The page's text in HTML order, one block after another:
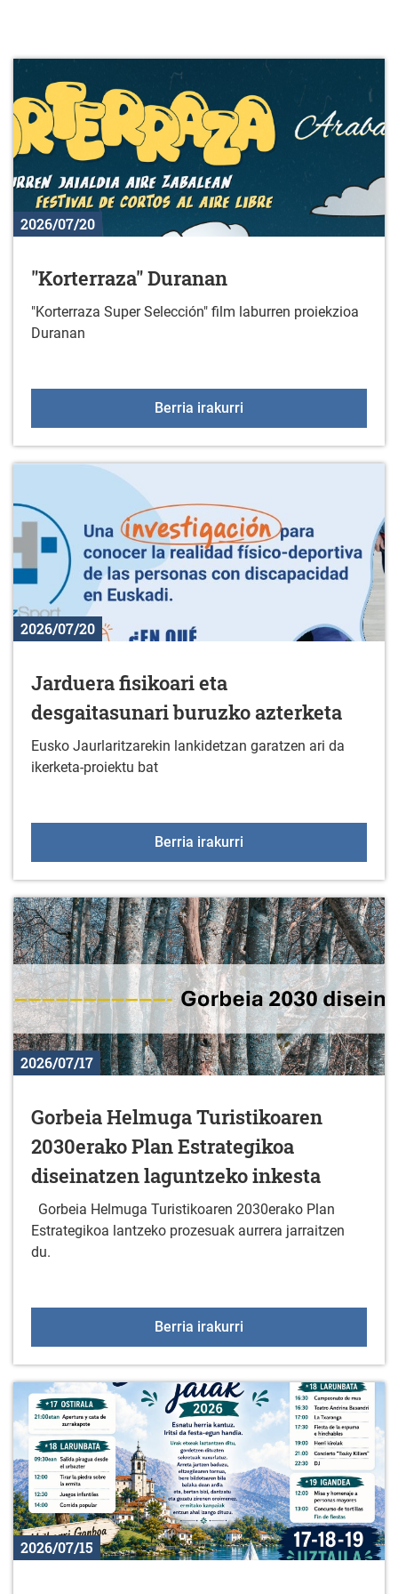
2026/07/20
"Korterraza" Duranan
"Korterraza Super Selección" film laburren proiekzioa
Duranan
Berria irakurri
2026/07/20
Jarduera fisikoari eta
desgaitasunari buruzko azterketa
Eusko Jaurlaritzarekin lankidetzan garatzen ari da
ikerketa-proiektu bat
Berria irakurri
2026/07/17
Gorbeia Helmuga Turistikoaren
2030erako Plan Estrategikoa
diseinatzen laguntzeko inkesta
Gorbeia Helmuga Turistikoaren 2030erako Plan
Estrategikoa lantzeko prozesuak aurrera jarraitzen
du.
Berria irakurri
2026/07/15